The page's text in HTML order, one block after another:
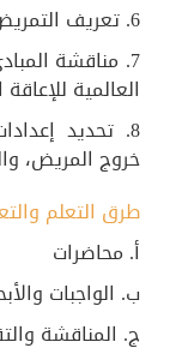
6. تعريف التمريض التأهيلي
7. مناقشة
العالمية
8. تحديد
خروج المريض،
طرق التعلم
أ. محاضرات
ب. الواجبات
ج. المناقشة